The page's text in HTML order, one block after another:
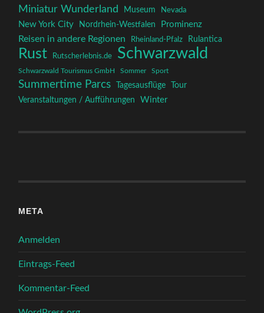
Miniatur Wunderland
Museum Nevada
New York City Nordrhein-Westfalen Prominenz
Reisen in andere Regionen Rheinland-Pfalz Rulantica
Rust Rutscherlebnis.de Schwarzwald
Schwarzwald Tourismus GmbH Sommer Sport
Summertime Parcs Tagesausflüge
Tour
Veranstaltungen / Aufführungen
Winter
META
Anmelden
Eintrags-Feed
Kommentar-Feed